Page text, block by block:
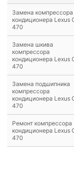
Замена компрессора
кондиционера Lexus
470
Замена шкива
компрессора
кондиционера Lexus
470
Замена подшипника
компрессора
кондиционера Lexus
470
Ремонт компрессора
кондиционера Lexus
470